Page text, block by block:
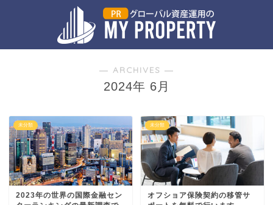
― ARCHIVES ―
2024年 6月
未分類
2023年の世界の国際金融セン
未分類
オフショア保険契約の移管サ